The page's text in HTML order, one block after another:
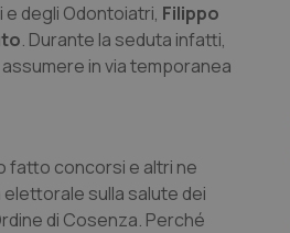
e degli Odontoiatri, Filippo
. Durante la seduta infatti,
in via temporanea
fatto concorsi e altri ne
sulla salute dei
di Cosenza. Perché